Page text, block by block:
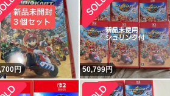
円 50,799円